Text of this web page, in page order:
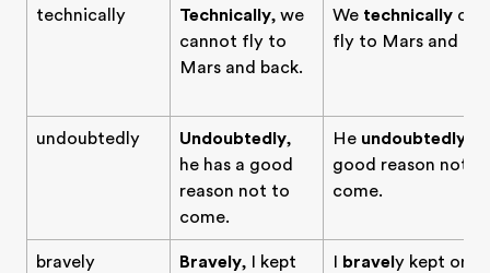
technically Technically, we
cannot fly to
Mars and back.
We technically
fly to Mars and
undoubtedly Undoubtedly,
he has a good
reason not to
come.
He undoubtedly
good reason not to
come.
bravely Bravely, I kept
I bravely kept on